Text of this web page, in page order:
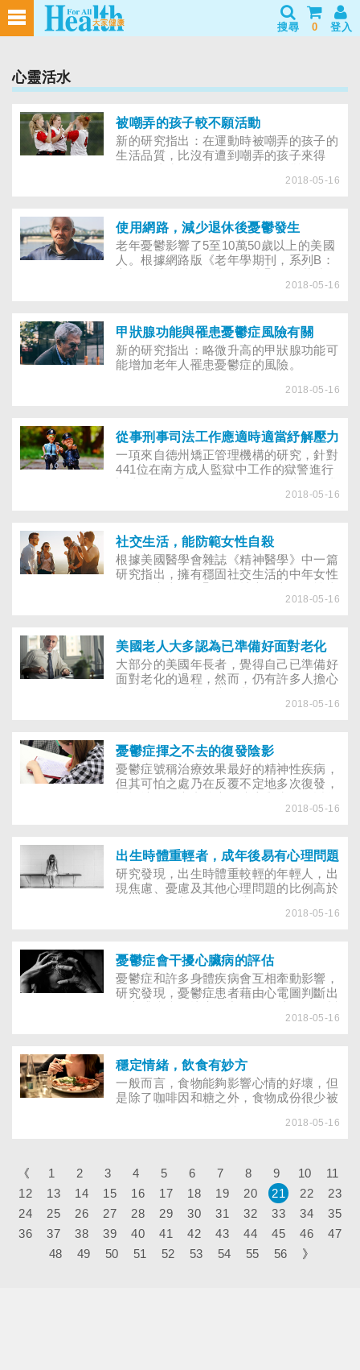
搜尋 0 登入
心靈活水
被嘲弄的孩子較不願活動
新的研究指出：在運動時被嘲弄的孩子的
生活品質，比沒有遭到嘲弄的孩子來得
活躍。此研究也特別提到大部分的孩子都
2018-05-16
使用網路，減少退休後憂鬱發生
老年憂鬱影響了5至10萬50歲以上的美國
人。根據網路版《老年學期刊，系列B：
上網可能有助於退休人員；特別是獨居
2018-05-16
甲狀腺功能與罹患憂鬱症風險有關
新的研究指出：略微升高的甲狀腺功能可
能增加老年人罹患憂鬱症的風險。
2018-05-16
從事刑事司法工作應適時適當紓解壓力
一項來自德州矯正管理機構的研究，針對
441位在南方成人監獄中工作的獄警進行
和張力影響了家庭生活；不相容的工作角
2018-05-16
社交生活，能防範女性自殺
根據美國醫學會雜誌《精神醫學》中一篇
研究指出，擁有穩固社交生活的中年女性
得低。友誼與戶外活動也有助於防範自
2018-05-16
美國老人大多認為已準備好面對老化
大部分的美國年長者，覺得自己已準備好
面對老化的過程，然而，仍有許多人擔心
2018-05-16
憂鬱症揮之不去的復發陰影
憂鬱症號稱治療效果最好的精神性疾病，
但其可怕之處乃在反覆不定地多次復發，
來，「憂鬱症」這個病名幾乎已成為家喻
疾病和癌症，並列為下一世紀最盛行也最
需要衛教和預防的人類三大疾患之一，活
生生地將這個帶有精神疾患魅影，又無奈
不知何時會降臨在自己身上的病症，強烈
2018-05-16
出生時體重輕者，成年後易有心理問題
研究發現，出生時體重較輕的年輕人，出
現焦慮、憂慮及其他心理問題的比例高於
例也偏高，該如何協助年輕人解決情緒困
2018-05-16
憂鬱症會干擾心臟病的評估
憂鬱症和許多身體疾病會互相牽動影響，
研究發現，憂鬱症患者藉由心電圖判斷出
症的人（48％）來得低。而27％的憂鬱
喘能改善青少年的情緒，但若病情控制不
好，則會引發憂慮或感覺憤怒生氣。
2018-05-16
穩定情緒，飲食有妙方
一般而言，食物能夠影響心情的好壞，但
是除了咖啡因和糖之外，食物成份很少被
食是造成憂鬱情緒的常見原因。許多人常
一類碳水化合物及咖啡當成一種紓解憂鬱
的食物，這也就是患有冬季憂鬱症的人常
常想吃糖來紓解症狀的緣故，此外，吃一
些複合的碳水化合物如乾豆類、蔬菜、穀
類、麵包和蘇打餅乾等，雖然效果比較
慢，但一樣可以使心情愉悅，而且更合乎
健康原則。
2018-05-16
《 1 2 3 4 5 6 7 8 9 10
11
12
13 14 15 16 17 18 19 20 21 22
23
24
25 26 27 28 29 30 31 32 33 34
35
36
37 38 39 40 41 42 43 44 45 46
47
48
49 50 51 52 53 54 55 56 》